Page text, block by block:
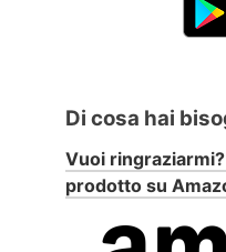
Di cosa hai
Vuoi
prodotto su